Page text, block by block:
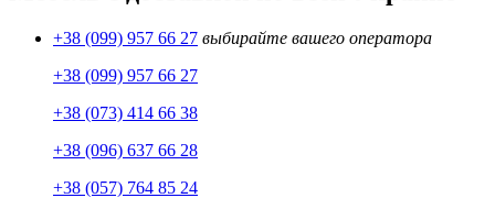
+38 (099) 957 66 27 выбирайте вашего оператора
+38 (099) 957 66 27
+38 (073) 414 66 38
+38 (096) 637 66 28
+38 (057) 764 85 24